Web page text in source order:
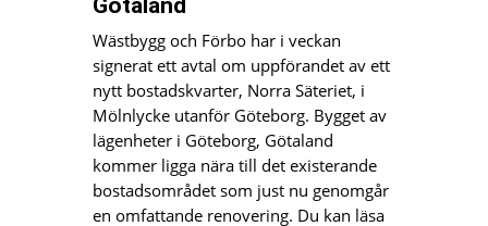
Wästbygg och Förbo har i veckan
signerat ett avtal om uppförandet av ett
nytt bostadskvarter, Norra Säteriet, i
Mölnlycke utanför Göteborg. Bygget av
lägenheter i Göteborg, Götaland
kommer ligga nära till det existerande
bostadsområdet som just nu genomgår
en omfattande renovering. Du kan läsa